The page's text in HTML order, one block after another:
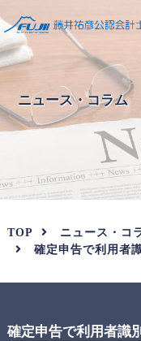
ニュース・コラム
TOP
ニュース・コ
確定申告で利用者
確定申告で利用者識